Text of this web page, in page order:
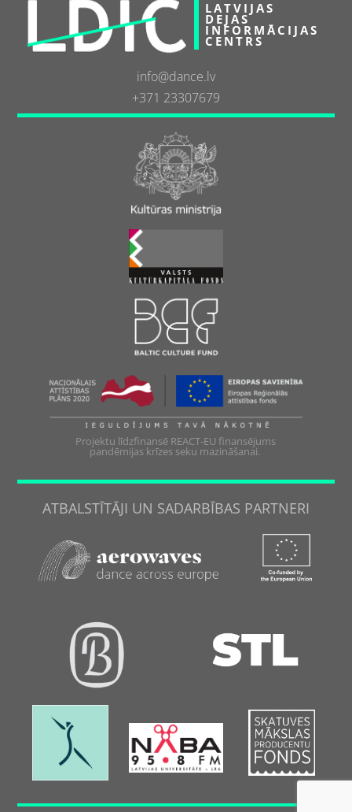
LATVIJAS
DEJAS
INFORMĀCIJAS
CENTRS
info@dance.lv
+371 23307679
Projektu līdzfinansē REACT-EU finansējums
pandēmijas krīzes seku mazināšanai.
ATBALSTĪTĀJI UN SADARBĪBAS PARTNERI